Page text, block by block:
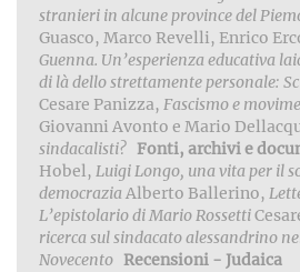
stranieri in alcune province del
Guasco, Marco Revelli, Enrico
Guenna. Un’esperienza educativa
di là dello strettamente personale:
Cesare Panizza, Fascismo e
Giovanni Avonto e Mario
sindacalisti? Fonti, archivi e
Hobel, Luigi Longo, una vita per il
democrazia Alberto Ballerino,
L’epistolario di Mario Rossetti
ricerca sul sindacato alessandrino
Novecento Recensioni - Judaica